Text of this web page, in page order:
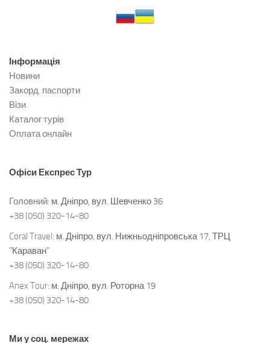
Інформація
Новини
Закорд. паспорти
Візи
Каталог турів
Оплата онлайн
Офіси Експрес Тур
Головний: м. Дніпро, вул. Шевченко 36
+38 (050) 320-14-80
Coral Travel: м. Дніпро, вул. Нижньодніпровська 17, ТРЦ
"Караван"
+38 (050) 320-14-80
Anex Tour: м. Дніпро, вул. Роторна 19
+38 (050) 320-14-80
Ми у соц. мережах